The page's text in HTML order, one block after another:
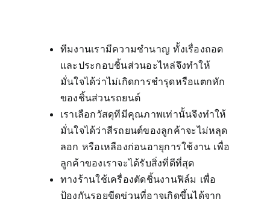
ทีมงานเรามีความชำนาญ ทั้งเรื่องถอด
และประกอบชิ้นส่วนอะไหล่จึงทำให้
มั่นใจได้ว่าไม่เกิดการชำรุดหรือแตกหัก
ของชิ้นส่วนรถยนต์
เราเลือกวัสดุทีมีคุณภาพเท่านั้นจึงทำให้
มั่นใจได้ว่าสีรถยนต์ของลูกค้าจะไม่หลุด
ลอก หรือเหลืองก่อนอายุการใช้งาน เพื่อ
ลูกค้าของเราจะได้รับสิ่งที่ดีที่สุด
ทางร้านใช้เครื่องตัดชิ้นงานฟิล์ม เพื่อ
ป้องกันรอยขีดข่วนที่อาจเกิดขึ้นได้จาก